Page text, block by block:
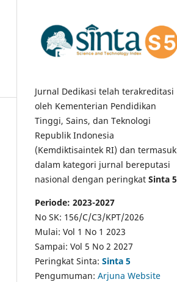
Jurnal Dedikasi telah terakreditasi
oleh Kementerian Pendidikan
Tinggi, Sains, dan Teknologi
Republik Indonesia
(Kemdiktisaintek RI) dan termasuk
dalam kategori jurnal bereputasi
nasional dengan peringkat Sinta 5
Periode: 2023-2027
No SK: 156/C/C3/KPT/2026
Mulai: Vol 1 No 1 2023
Sampai: Vol 5 No 2 2027
Peringkat Sinta: Sinta 5
Pengumuman: Arjuna Website